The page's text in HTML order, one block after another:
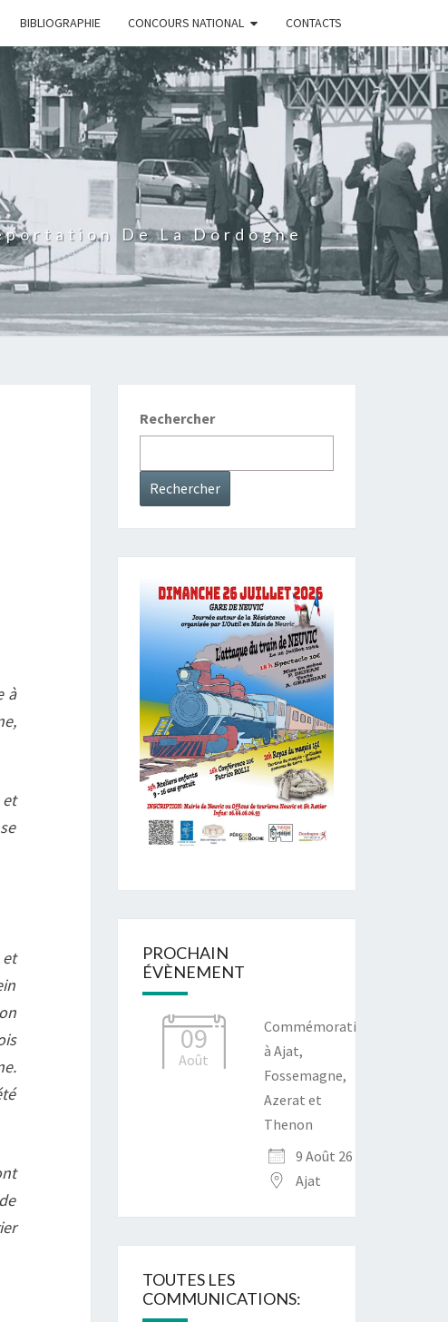
BIBLIOGRAPHIE CONCOURS NATIONAL CONTACTS
De La Dordogne
à
Rechercher
Rechercher
PROCHAIN
ÉVÈNEMENT
09
Août
Commémoration
à Ajat,
Fossemagne,
Azerat et
Thenon
9 Août 26
Ajat
TOUTES LES
COMMUNICATIONS: